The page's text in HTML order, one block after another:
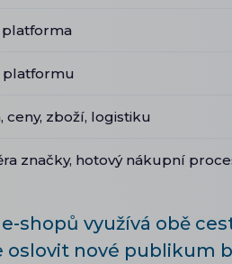
platforma
platformu
ceny, zboží, logistiku
značky, hotový nákupní
shopů využívá obě
nové publikum